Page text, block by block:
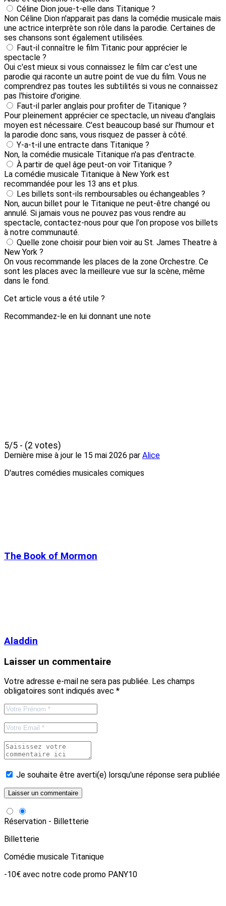
Céline Dion joue-t-elle dans Titanique ?
Non Céline Dion n'apparait pas dans la comédie musicale mais
une actrice interprète son rôle dans la parodie. Certaines de
ses chansons sont également utilisées.
Faut-il connaître le film Titanic pour apprécier le
spectacle ?
Oui c'est mieux si vous connaissez le film car c'est une
parodie qui raconte un autre point de vue du film. Vous ne
comprendrez pas toutes les subtilités si vous ne connaissez
pas l'histoire d'origine.
Faut-il parler anglais pour profiter de Titanique ?
Pour pleinement apprécier ce spectacle, un niveau d'anglais
moyen est nécessaire. C'est beaucoup basé sur l'humour et
la parodie donc sans, vous risquez de passer à côté.
Y-a-t-il une entracte dans Titanique ?
Non, la comédie musicale Titanique n'a pas d'entracte.
À partir de quel âge peut-on voir Titanique ?
La comédie musicale Titanique à New York est
recommandée pour les 13 ans et plus.
Les billets sont-ils remboursables ou échangeables ?
Non, aucun billet pour le Titanique ne peut-être changé ou
annulé. Si jamais vous ne pouvez pas vous rendre au
spectacle, contactez-nous pour que l'on propose vos billets
à notre communauté.
Quelle zone choisir pour bien voir au St. James Theatre à
New York ?
On vous recommande les places de la zone Orchestre. Ce
sont les places avec la meilleure vue sur la scène, même
dans le fond.
Cet article vous a été utile ?
Recommandez-le en lui donnant une note
5/5 - (2 votes)
Dernière mise à jour le 15 mai 2026 par Alice
D'autres comédies musicales comiques
The Book of Mormon
Aladdin
Laisser un commentaire
Votre adresse e-mail ne sera pas publiée. Les champs
obligatoires sont indiqués avec *
Je souhaite être averti(e) lorsqu'une réponse sera publiée
Réservation - Billetterie
Billetterie
Comédie musicale Titanique
-10€ avec notre code promo PANY10